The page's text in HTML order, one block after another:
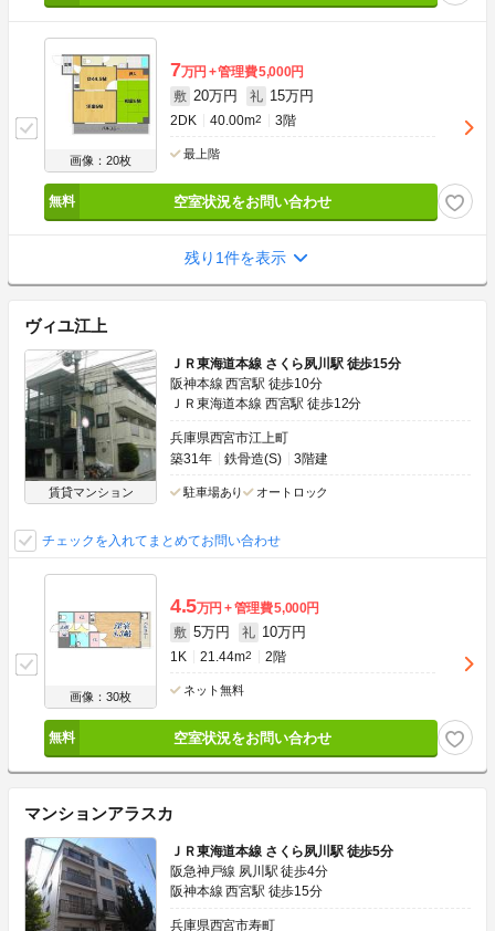
画像：20枚
7万円 管理費5,000円
敷 20万円 礼 15万円
2DK 40.00m2 3階
最上階
空室状況をお問い合わせ
残り1件を表示
ヴィユ江上
賃貸マンション
ＪＲ東海道本線 さくら夙川駅 徒歩15分
阪神本線 西宮駅 徒歩10分
ＪＲ東海道本線 西宮駅 徒歩12分
兵庫県西宮市江上町
築31年
鉄骨造(S) 3階建
駐車場あり オートロック
チェックを入れてまとめてお問い合わせ
画像：30枚
4.5万円 管理費5,000円
敷 5万円 礼 10万円
1K 21.44m2 2階
ネット無料
空室状況をお問い合わせ
マンションアラスカ
ＪＲ東海道本線 さくら夙川駅 徒歩5分
阪急神戸線 夙川駅 徒歩4分
阪神本線 西宮駅 徒歩15分
兵庫県西宮市寿町